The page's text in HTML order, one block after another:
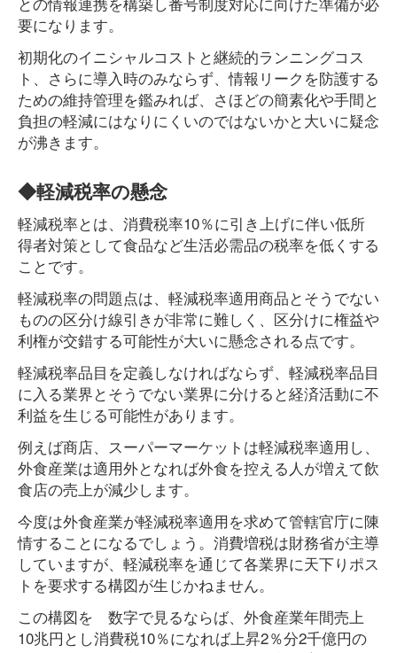
要になります。
初期化のイニシャルコストと継続的ランニングコス
ト、さらに導入時のみならず、情報リークを防護する
ための維持管理を鑑みれば、さほどの簡素化や手間と
負担の軽減にはなりにくいのではないかと大いに疑念
が沸きます。
◆軽減税率の懸念
軽減税率とは、消費税率10％に引き上げに伴い低所
得者対策として食品など生活必需品の税率を低くする
ことです。
軽減税率の問題点は、軽減税率適用商品とそうでない
ものの区分け線引きが非常に難しく、区分けに権益や
利権が交錯する可能性が大いに懸念される点です。
軽減税率品目を定義しなければならず、軽減税率品目
に入る業界とそうでない業界に分けると経済活動に不
利益を生じる可能性があります。
例えば商店、スーパーマーケットは軽減税率適用し、
外食産業は適用外となれば外食を控える人が増えて飲
食店の売上が減少します。
今度は外食産業が軽減税率適用を求めて管轄官庁に陳
情することになるでしょう。消費増税は財務省が主導
していますが、軽減税率を通じて各業界に天下りポス
トを要求する構図が生じかねません。
この構図を 数字で見るならば、外食産業年間売上
10兆円とし消費税10％になれば上昇2％分2千億円の